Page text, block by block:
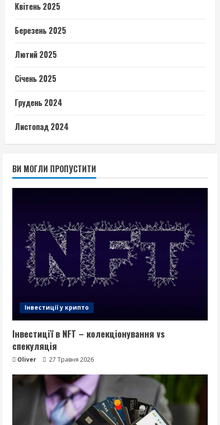
Квітень 2025
Березень 2025
Лютий 2025
Січень 2025
Грудень 2024
Листопад 2024
ВИ МОГЛИ ПРОПУСТИТИ
Інвестиції у крипто
Інвестиції в NFT – колекціонування vs
спекуляція
Oliver 27 Травня 2026